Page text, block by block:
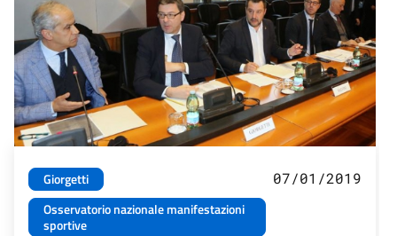
Giorgetti
Osservatorio nazionale manifestazioni
sportive
07/01/2019